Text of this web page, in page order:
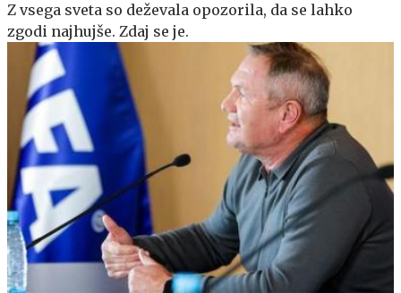
Z vsega sveta so deževala opozorila, da se lahko
zgodi najhujše. Zdaj se je.